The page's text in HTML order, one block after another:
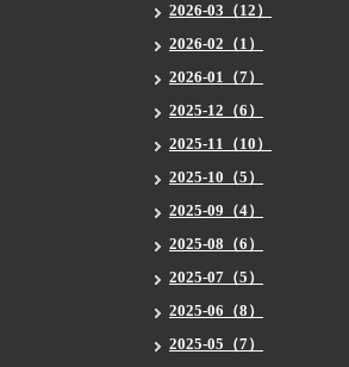
2026-03（12）
2026-02（1）
2026-01（7）
2025-12（6）
2025-11（10）
2025-10（5）
2025-09（4）
2025-08（6）
2025-07（5）
2025-06（8）
2025-05（7）